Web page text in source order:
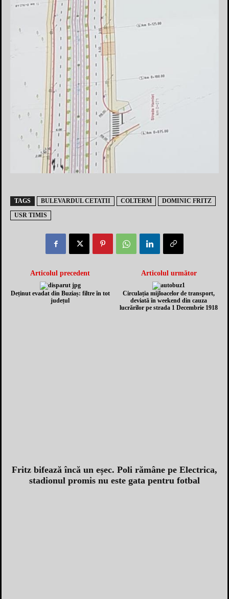
TAGS BULEVARDUL CETATII COLTERM
DOMINIC FRITZ
USR TIMIS
Articolul precedent
Deținut evadat din Buziaș: filtre în tot
județul
Articolul următor
Circulația mijloacelor de transport,
deviată în weekend din cauza
lucrărilor pe strada 1 Decembrie 1918
Fritz bifează încă un eșec. Poli rămâne pe Electrica,
stadionul promis nu este gata pentru fotbal